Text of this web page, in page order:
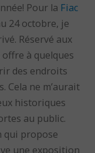
Pour la Fiac
24 octobre, je
Réservé aux
offre à quelques
des endroits
Cela ne m’aurait
historiques
au public.
qui propose
une exposition